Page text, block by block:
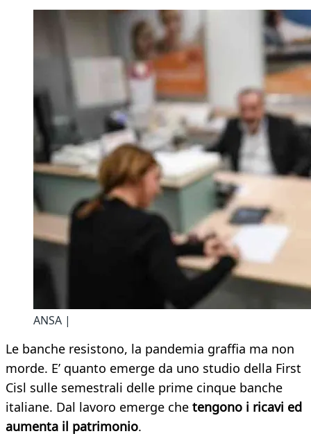
ANSA |
Le banche resistono, la pandemia graffia ma non
morde. E’ quanto emerge da uno studio della First
Cisl sulle semestrali delle prime cinque banche
italiane. Dal lavoro emerge che tengono i ricavi ed
aumenta il patrimonio.